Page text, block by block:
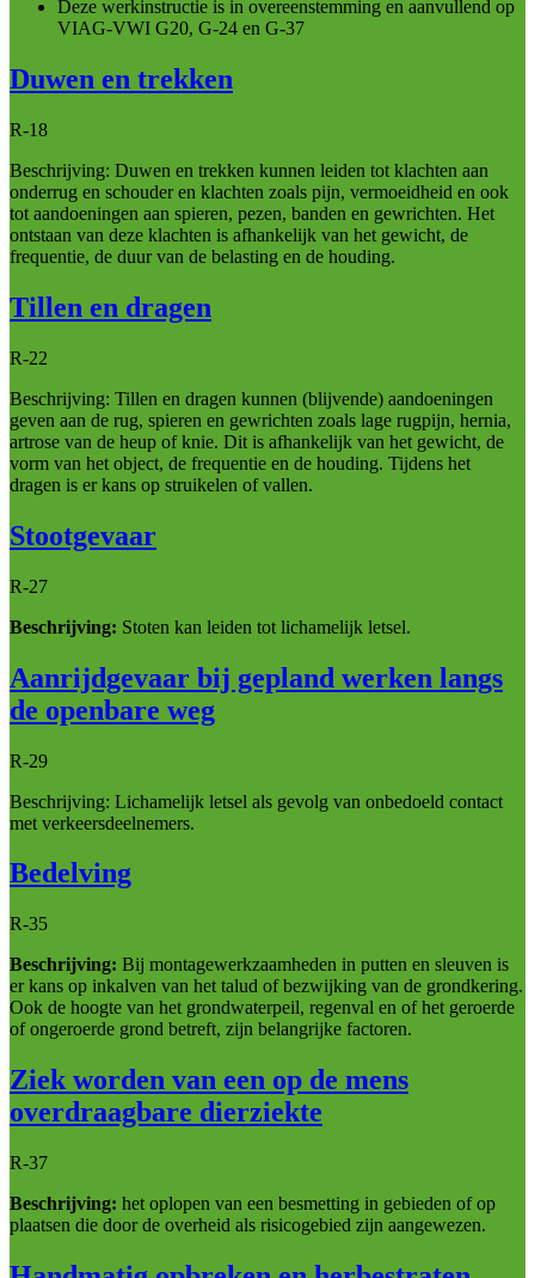
Deze werkinstructie is in overeenstemming en aanvullend op
VIAG-VWI G20, G-24 en G-37
Duwen en trekken
R-18
Beschrijving: Duwen en trekken kunnen leiden tot klachten aan
onderrug en schouder en klachten zoals pijn, vermoeidheid en ook
tot aandoeningen aan spieren, pezen, banden en gewrichten. Het
ontstaan van deze klachten is afhankelijk van het gewicht, de
frequentie, de duur van de belasting en de houding.
Tillen en dragen
R-22
Beschrijving: Tillen en dragen kunnen (blijvende) aandoeningen
geven aan de rug, spieren en gewrichten zoals lage rugpijn, hernia,
artrose van de heup of knie. Dit is afhankelijk van het gewicht, de
vorm van het object, de frequentie en de houding. Tijdens het
dragen is er kans op struikelen of vallen.
Stootgevaar
R-27
Beschrijving: Stoten kan leiden tot lichamelijk letsel.
Aanrijdgevaar bij gepland werken langs
de openbare weg
R-29
Beschrijving: Lichamelijk letsel als gevolg van onbedoeld contact
met verkeersdeelnemers.
Bedelving
R-35
Beschrijving: Bij montagewerkzaamheden in putten en sleuven is
er kans op inkalven van het talud of bezwijking van de grondkering.
Ook de hoogte van het grondwaterpeil, regenval en of het geroerde
of ongeroerde grond betreft, zijn belangrijke factoren.
Ziek worden van een op de mens
overdraagbare dierziekte
R-37
Beschrijving: het oplopen van een besmetting in gebieden of op
plaatsen die door de overheid als risicogebied zijn aangewezen.